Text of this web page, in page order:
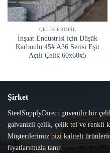
ÇELIK PROFIL
İnşaat Endüstrisi için Düşük
Karbonlu 45# A36 Serisi Eşit
Açılı Çelik 60x60x5
Şirket
SteelSupplyDirect güvenilir bir
galvanizli çelik, çelik tel ve renkli
Müşterilerimiz bizi kaliteli
fiyatlarımızla tanır.